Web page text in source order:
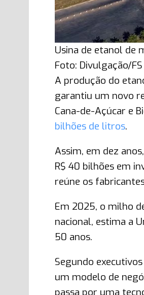
Usina de etanol de
Foto: Divulgação/
A produção do
garantiu um novo
Cana-de-Açúcar e
bilhões de litros.
Assim, em dez
R$ 40 bilhões em
reúne os
Em 2025, o milho
nacional, estima a
50 anos.
Segundo
um modelo de
passa por uma